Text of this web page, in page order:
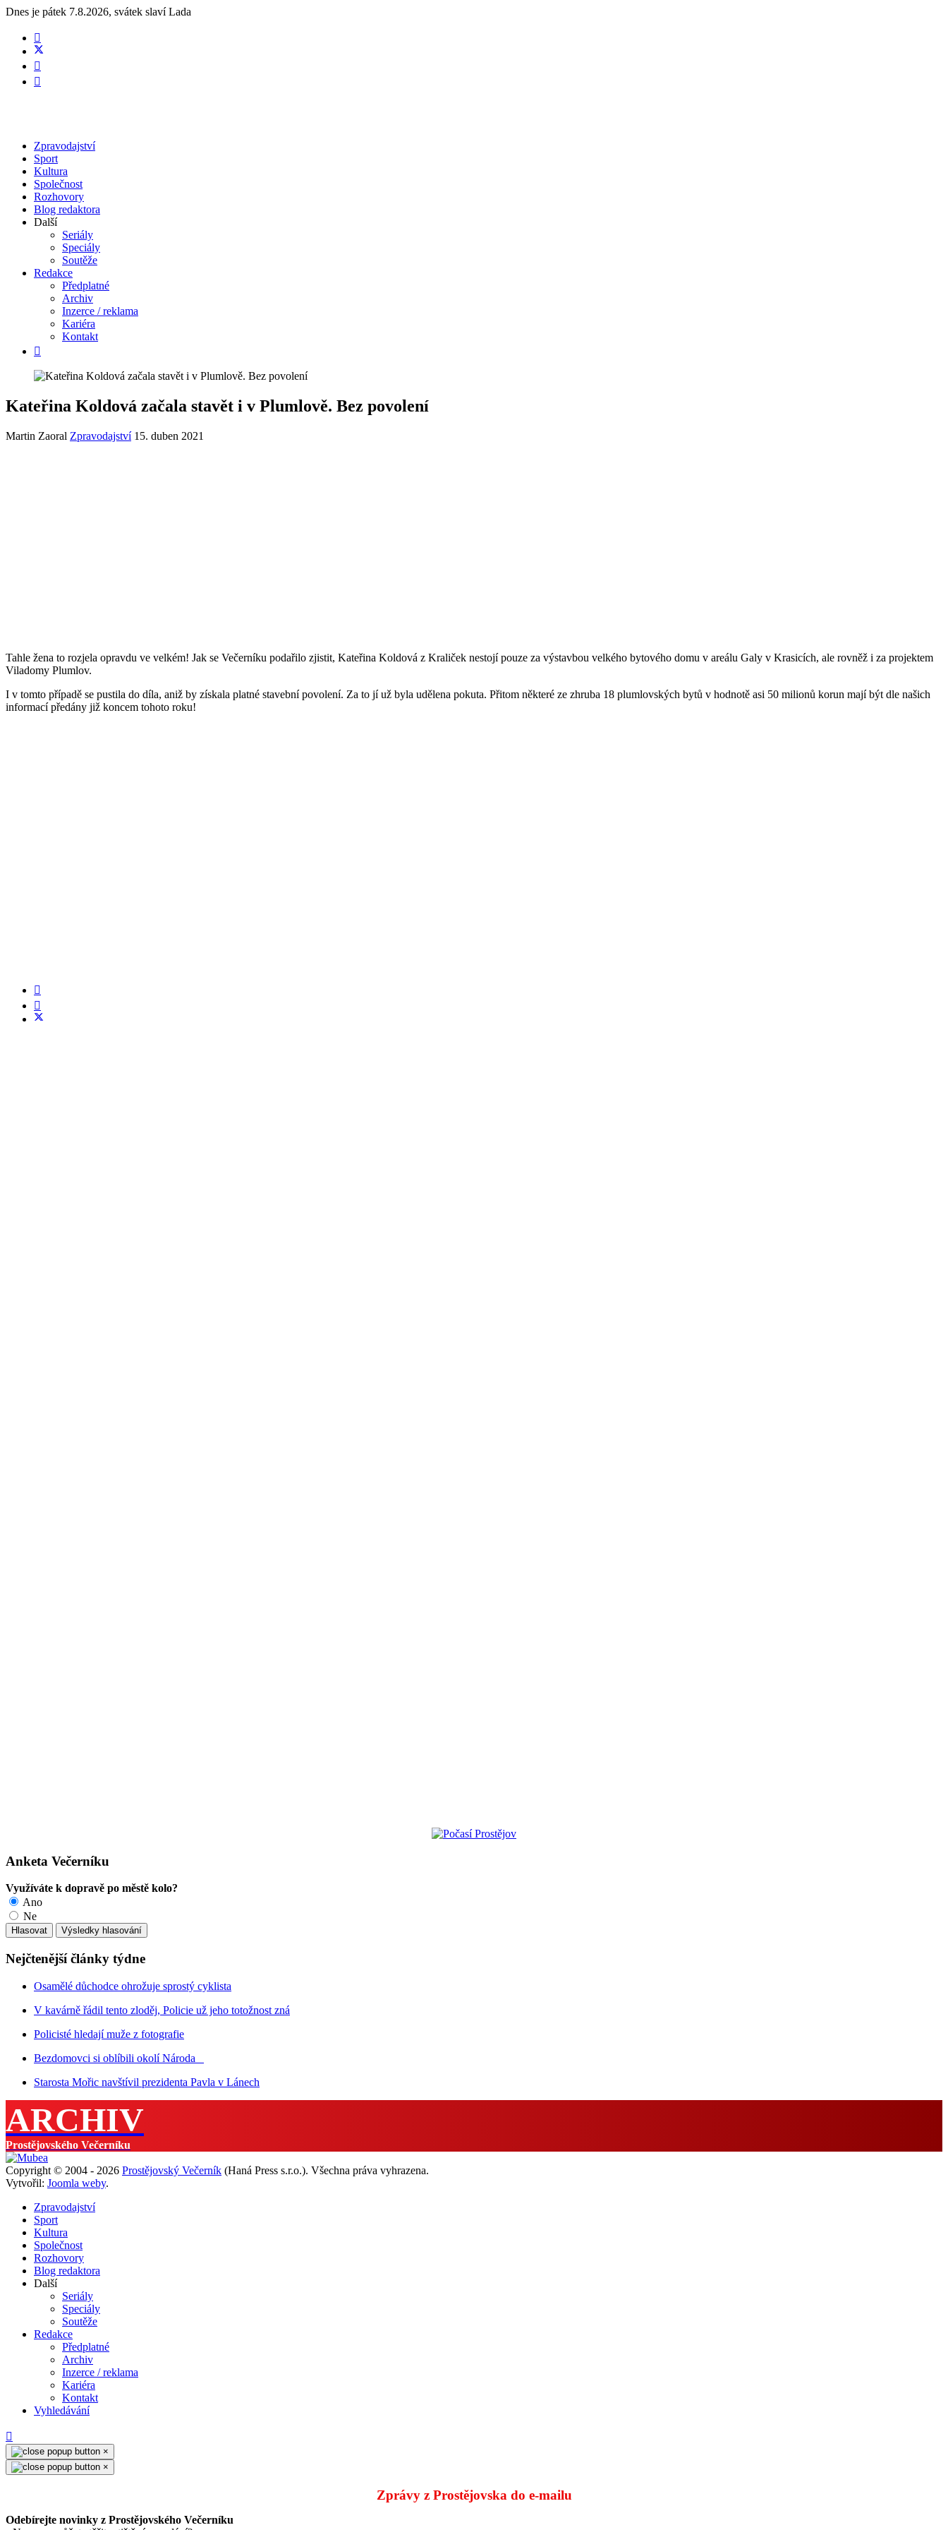
Dnes je pátek 7.8.2026, svátek slavíLada
Zpravodajství
Sport
Kultura
Společnost
Rozhovory
Blog redaktora
Další
Seriály
Speciály
Soutěže
Redakce
Předplatné
Archiv
Inzerce / reklama
Kariéra
Kontakt
Kateřina Koldová začala stavět i v Plumlově. Bez povolení
Martin Zaoral Zpravodajství 15. duben 2021
Tahle žena to rozjela opravdu ve velkém! Jak se Večerníku podařilo zjistit, Kateřina Koldová z Kraliček nestojí pouze za výstavbou velkého bytového domu v areálu Galy v Krasicích, ale rovněž i za projektem
Viladomy Plumlov.
I v tomto případě se pustila do díla, aniž by získala platné stavební povolení. Za to jí už byla udělena pokuta. Přitom některé ze zhruba 18 plumlovských bytů v hodnotě asi 50 milionů korun mají být dle našich
informací předány již koncem tohoto roku!
Anketa Večerníku
Využíváte k dopravě po městě kolo?
Ano
Ne
Nejčtenější články týdne
Osamělé důchodce ohrožuje sprostý cyklista
V kavárně řádil tento zloděj, Policie už jeho totožnost zná
Policisté hledají muže z fotografie
Bezdomovci si oblíbili okolí Národa
Starosta Mořic navštívil prezidenta Pavla v Lánech
ARCHIV
Prostějovského Večerníku
Copyright © 2004 - 2026 Prostějovský Večerník (Haná Press s.r.o.). Všechna práva vyhrazena.
Vytvořil: Joomla weby.
Zpravodajství
Sport
Kultura
Společnost
Rozhovory
Blog redaktora
Další
Seriály
Speciály
Soutěže
Redakce
Předplatné
Archiv
Inzerce / reklama
Kariéra
Kontakt
Vyhledávání
×
×
Zprávy z Prostějovska do e‑mailu
Odebírejte novinky z Prostějovského Večerníku